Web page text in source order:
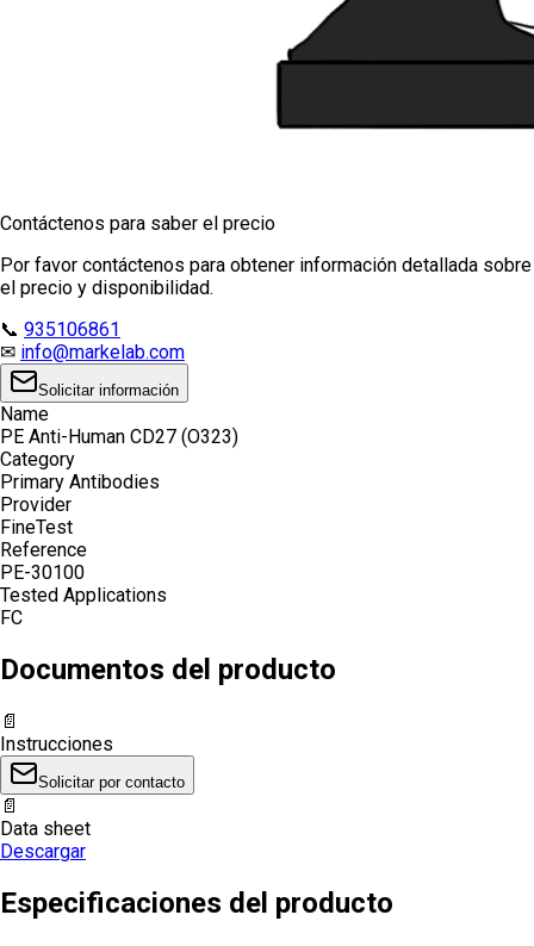
Contáctenos para saber el precio
Por favor contáctenos para obtener información detallada sobre
el precio y disponibilidad.
📞 935106861
✉ info@markelab.com
Solicitar información
Name
PE Anti-Human CD27 (O323)
Category
Primary Antibodies
Provider
FineTest
Reference
PE-30100
Tested Applications
FC
Documentos del producto
📄
Instrucciones
Solicitar por contacto
📄
Data sheet
Descargar
Especificaciones del producto